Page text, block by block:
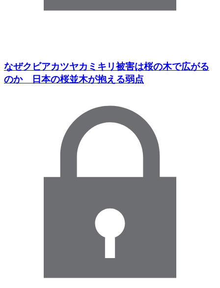
なぜクビアカツヤカミキリ被害は桜の木で広がる
のか 日本の桜並木が抱える弱点